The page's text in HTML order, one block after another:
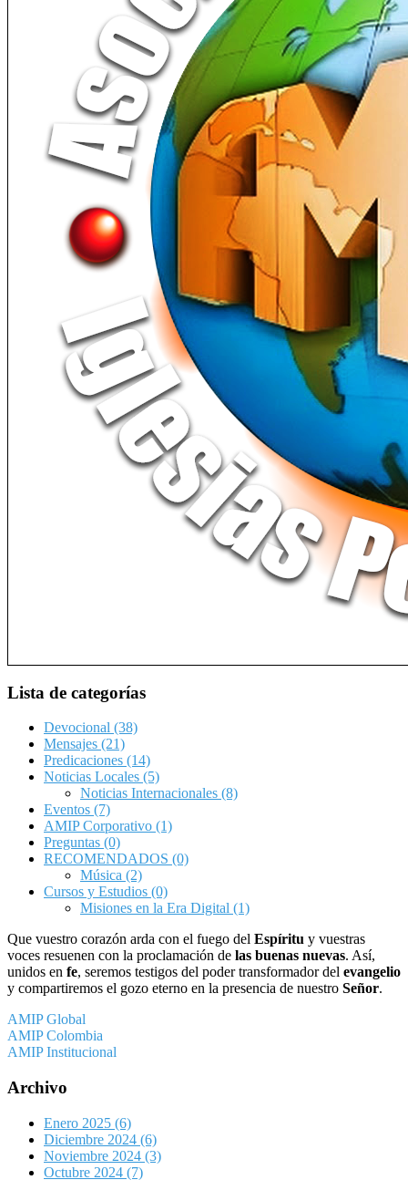
Lista de categorías
Devocional (38)
Mensajes (21)
Predicaciones (14)
Noticias Locales (5)
Noticias Internacionales (8)
Eventos (7)
AMIP Corporativo (1)
Preguntas (0)
RECOMENDADOS (0)
Música (2)
Cursos y Estudios (0)
Misiones en la Era Digital (1)
Que vuestro corazón arda con el fuego del Espíritu y vuestras
voces resuenen con la proclamación de las buenas nuevas. Así,
unidos en fe, seremos testigos del poder transformador del evangelio
y compartiremos el gozo eterno en la presencia de nuestro Señor.
AMIP Global
AMIP Colombia
AMIP Institucional
Archivo
Enero 2025 (6)
Diciembre 2024 (6)
Noviembre 2024 (3)
Octubre 2024 (7)